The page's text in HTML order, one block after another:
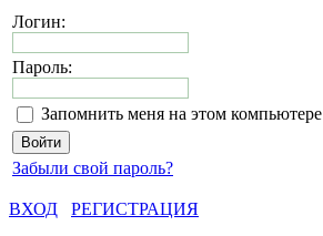
Логин:
Пароль:
Запомнить меня на этом компьютере
Забыли свой пароль?
ВХОД
РЕГИСТРАЦИЯ